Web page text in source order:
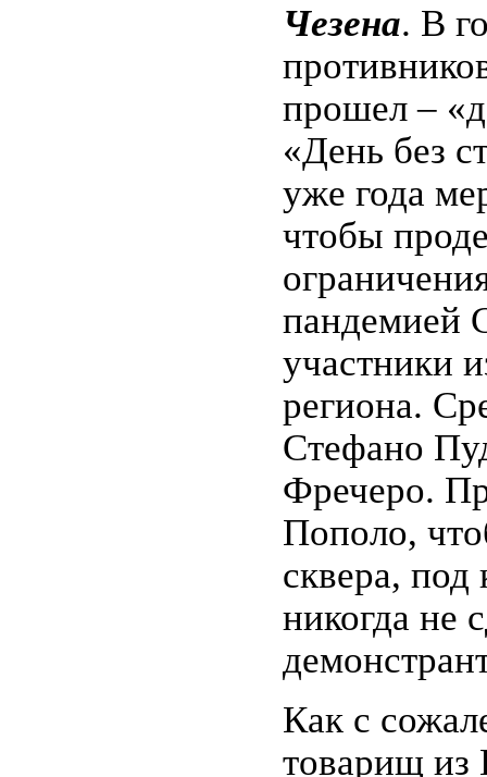
Чезена. В
прошел –
«День без
уже года
чтобы
пандемией
участники
региона.
Стефано
Фречеро.
Пополо,
сквера,
никогда не
Как с
товарищ из